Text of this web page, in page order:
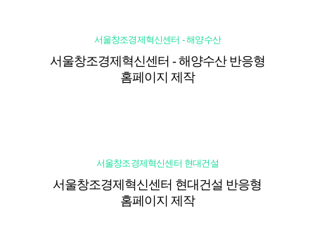
서울창조경제혁신센터 - 해양수산
서울창조경제혁신센터 - 해양수산 반응형
홈페이지 제작
서울창조경제혁신센터 현대건설
서울창조경제혁신센터 현대건설 반응형
홈페이지 제작